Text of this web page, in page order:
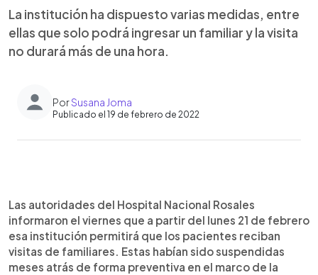
La institución ha dispuesto varias medidas, entre
ellas que solo podrá ingresar un familiar y la visita
no durará más de una hora.
PorSusana Joma
Publicado el 19 de febrero de 2022
► Escuchar artículo
Las autoridades del Hospital Nacional Rosales
informaron el viernes que a partir del lunes 21 de febrero
esa institución permitirá que los pacientes reciban
visitas de familiares. Estas habían sido suspendidas
meses atrás de forma preventiva en el marco de la